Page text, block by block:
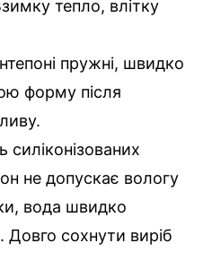
тепло, влітку
пружні, швидко
форму після
силіконізованих
не допускає вологу
вода швидко
Довго сохнути виріб